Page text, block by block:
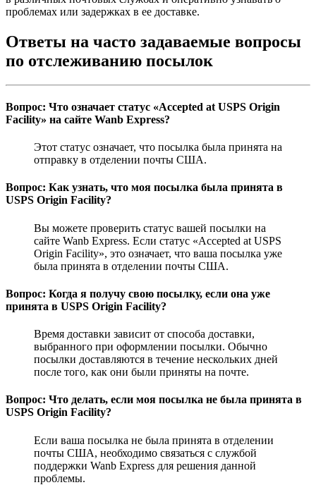
проблемах или задержках в ее доставке.
Ответы на часто задаваемые вопросы
по отслеживанию посылок
Вопрос: Что означает статус «Accepted at USPS Origin
Facility» на сайте Wanb Express?
Этот статус означает, что посылка была принята на
отправку в отделении почты США.
Вопрос: Как узнать, что моя посылка была принята в
USPS Origin Facility?
Вы можете проверить статус вашей посылки на
сайте Wanb Express. Если статус «Accepted at USPS
Origin Facility», это означает, что ваша посылка уже
была принята в отделении почты США.
Вопрос: Когда я получу свою посылку, если она уже
принята в USPS Origin Facility?
Время доставки зависит от способа доставки,
выбранного при оформлении посылки. Обычно
посылки доставляются в течение нескольких дней
после того, как они были приняты на почте.
Вопрос: Что делать, если моя посылка не была принята в
USPS Origin Facility?
Если ваша посылка не была принята в отделении
почты США, необходимо связаться с службой
поддержки Wanb Express для решения данной
проблемы.